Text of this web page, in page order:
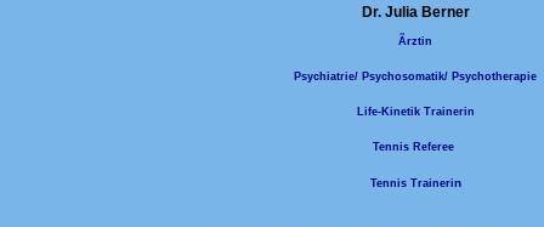
Dr. Julia Berner
Ãrztin
Psychiatrie/ Psychosomatik/ Psychotherapie
Life-Kinetik Trainerin
Tennis Referee
Tennis Trainerin